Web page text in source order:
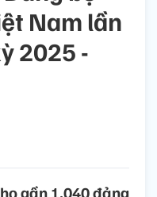
Nam lần
2025 -
gần 1.040 đảng